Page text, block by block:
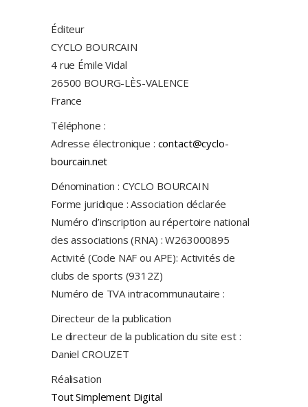
Éditeur
CYCLO BOURCAIN
4 rue Émile Vidal
26500 BOURG-LÈS-VALENCE
France
Téléphone :
Adresse électronique : contact@cyclo-
bourcain.net
Dénomination : CYCLO BOURCAIN
Forme juridique : Association déclarée
Numéro d’inscription au répertoire national
des associations (RNA) : W263000895
Activité (Code NAF ou APE): Activités de
clubs de sports (9312Z)
Numéro de TVA intracommunautaire :
Directeur de la publication
Le directeur de la publication du site est :
Daniel CROUZET
Réalisation
Tout Simplement Digital